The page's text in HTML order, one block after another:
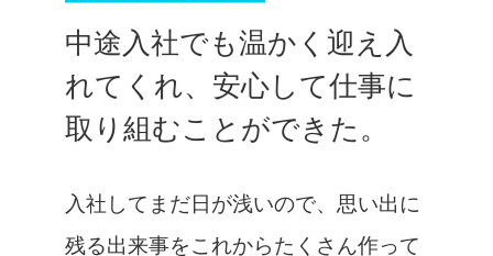
中途入社でも温かく迎え入
れてくれ、安心して仕事に
取り組むことができた。
入社してまだ日が浅いので、思い出に
残る出来事をこれからたくさん作って